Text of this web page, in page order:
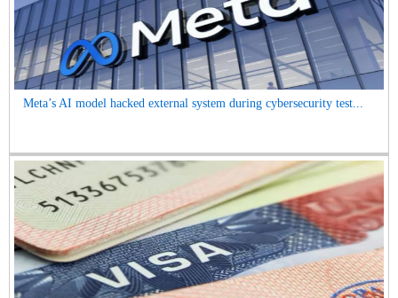
Meta’s AI model hacked external system during cybersecurity test...